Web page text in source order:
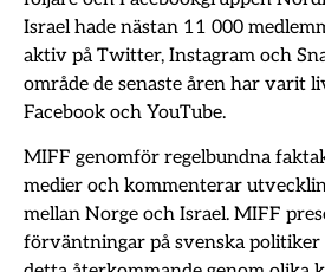
Israel hade nästan 11 000
aktiv på Twitter, Instagram och
område de senaste åren har varit
Facebook och YouTube.
MIFF genomför regelbundna
medier och kommenterar
mellan Norge och Israel. MIFF
förväntningar på svenska